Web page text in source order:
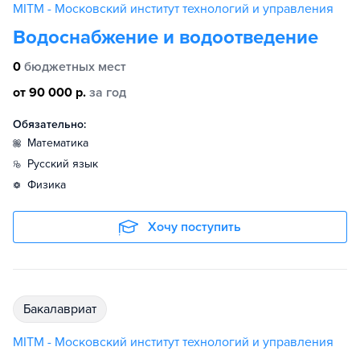
MITM - Московский институт технологий и управления
Водоснабжение и водоотведение
0 бюджетных мест
от 90 000 р. за год
Обязательно:
математика
русский язык
физика
Хочу поступить
бакалавриат
MITM - Московский институт технологий и управления